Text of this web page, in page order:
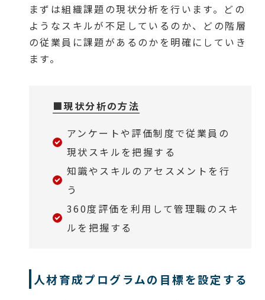
まずは組織課題の現状分析を行います。どの
ようなスキルが不足しているのか、どの階層
の従業員に課題があるのかを明確にしていき
ます。
■現状分析の方法
アンケートや評価制度で従業員の
現状スキルを把握する
知識やスキルのアセスメントを行
う
360度評価を利用して管理職のスキ
ルを把握する
人材育成プログラムの目標を設定する